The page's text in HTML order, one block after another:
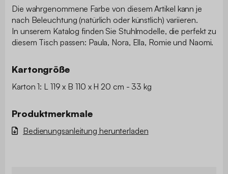
Die wahrgenommene Farbe von diesem Artikel kann je
nach Beleuchtung (natürlich oder künstlich) variieren.
In unserem Katalog finden Sie Stuhlmodelle, die perfekt zu
diesem Tisch passen: Paula, Nora, Ella, Romie und Naomi.
Kartongröße
Karton 1: L 119 x B 110 x H 20 cm - 33 kg
Produktmerkmale
Bedienungsanleitung herunterladen